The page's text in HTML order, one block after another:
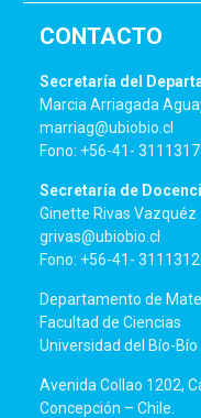
CONTACTO
Secretaría del
Marcia Arriagada
marriag@ubiobio.cl
Fono: +56-41- 3111317
Secretaría de
Ginette Rivas Vazquéz
grivas@ubiobio.cl
Fono: +56-41- 3111312
Departamento de
Facultad de Ciencias
Universidad del Bío-Bío
Avenida Collao 1202,
Concepción – Chile.